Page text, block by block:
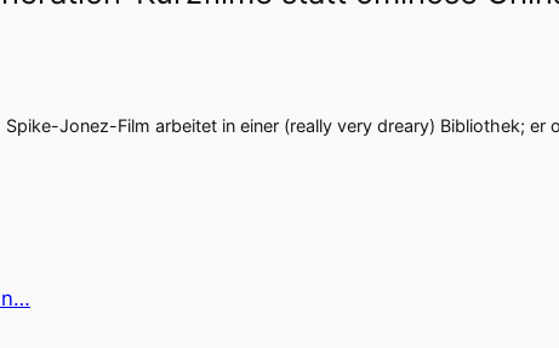
Jonez-Film arbeitet in einer (really very dreary) Bibliothek;